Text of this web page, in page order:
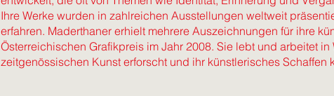
Ihre Werke wurden in zahlreichen Ausstellungen weltweit
erfahren. Maderthaner erhielt mehrere Auszeichnungen für ihre
Österreichischen Grafikpreis im Jahr 2008. Sie lebt und arbeitet
zeitgenössischen Kunst erforscht und ihr künstlerisches Schaffen